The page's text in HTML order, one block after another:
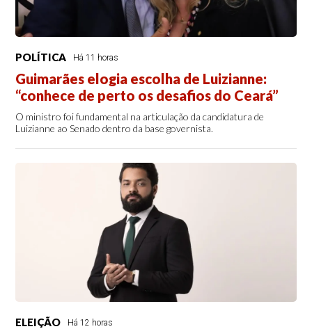
POLÍTICA Há 11 horas
Guimarães elogia escolha de Luizianne:
“conhece de perto os desafios do Ceará”
O ministro foi fundamental na articulação da candidatura de
Luizianne ao Senado dentro da base governista.
ELEIÇÃO Há 12 horas